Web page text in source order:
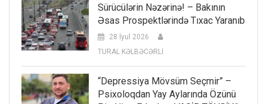
Sürücülərin Nəzərinə! – Bakının
Əsas Prospektlərində Tıxac Yaranıb
28 İyul 2026
TURAL KƏLBƏCƏRLİ
“Depressiya Mövsüm Seçmir” –
Psixoloqdan Yay Aylarında Özünü